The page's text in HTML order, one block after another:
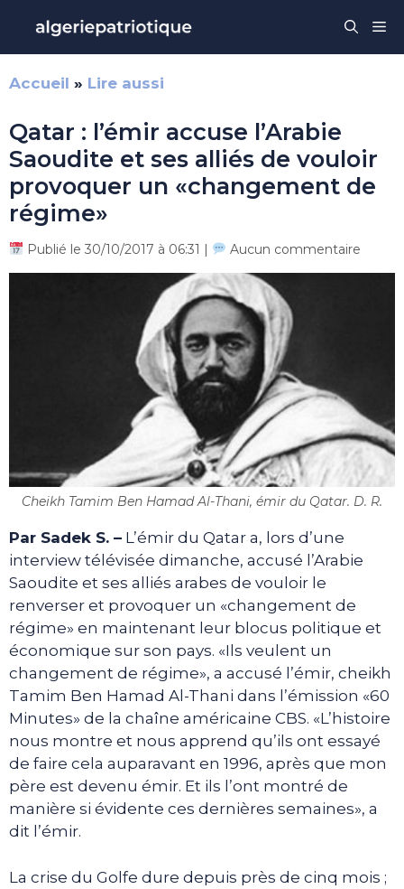
contenu
Accueil » Lire aussi
Qatar : l’émir accuse l’Arabie
Saoudite et ses alliés de vouloir
provoquer un «changement de
régime»
Publié le 30/10/2017 à 06:31 | Aucun commentaire
Cheikh Tamim Ben Hamad Al-Thani, émir du Qatar. D. R.
Par Sadek S. – L’émir du Qatar a, lors d’une
interview télévisée dimanche, accusé l’Arabie
Saoudite et ses alliés arabes de vouloir le
renverser et provoquer un «changement de
régime» en maintenant leur blocus politique et
économique sur son pays. «Ils veulent un
changement de régime», a accusé l’émir, cheikh
Tamim Ben Hamad Al-Thani dans l’émission «60
Minutes» de la chaîne américaine CBS. «L’histoire
nous montre et nous apprend qu’ils ont essayé
de faire cela auparavant en 1996, après que mon
père est devenu émir. Et ils l’ont montré de
manière si évidente ces dernières semaines», a
dit l’émir.
La crise du Golfe dure depuis près de cinq mois ;